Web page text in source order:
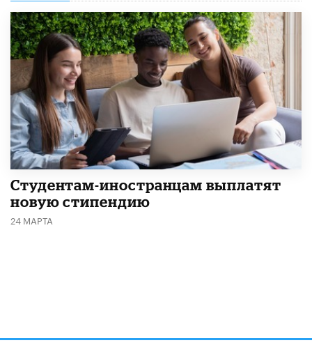
Студентам-иностранцам выплатят
новую стипендию
24 МАРТА